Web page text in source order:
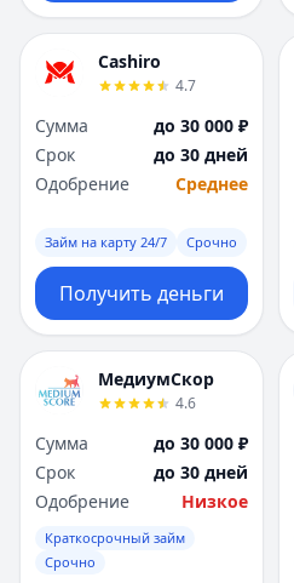
Cashiro
4.7
Сумма
до 30 000 ₽
Срок
до 30 дней
Одобрение
Среднее
Займ на карту 24/7 Срочно
Получить деньги
МедиумСкор
4.6
Сумма
до 30 000 ₽
Срок
до 30 дней
Одобрение
Низкое
Краткосрочный займ
Срочно